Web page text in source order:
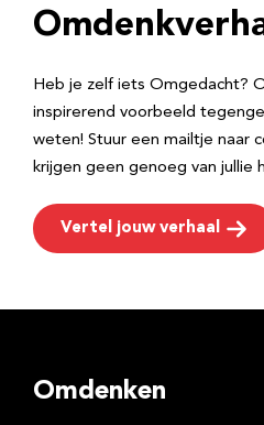
e
Heb je zelf iets Omgedacht?
inspirerend voorbeeld
weten! Stuur een mailtje naar
krijgen geen genoeg van jullie
Vertel jouw verhaal
Omdenken